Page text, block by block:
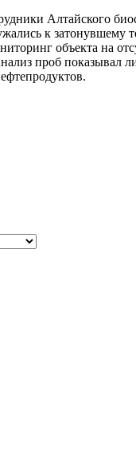
Алтайского
к затонувшему
объекта на
проб показывал